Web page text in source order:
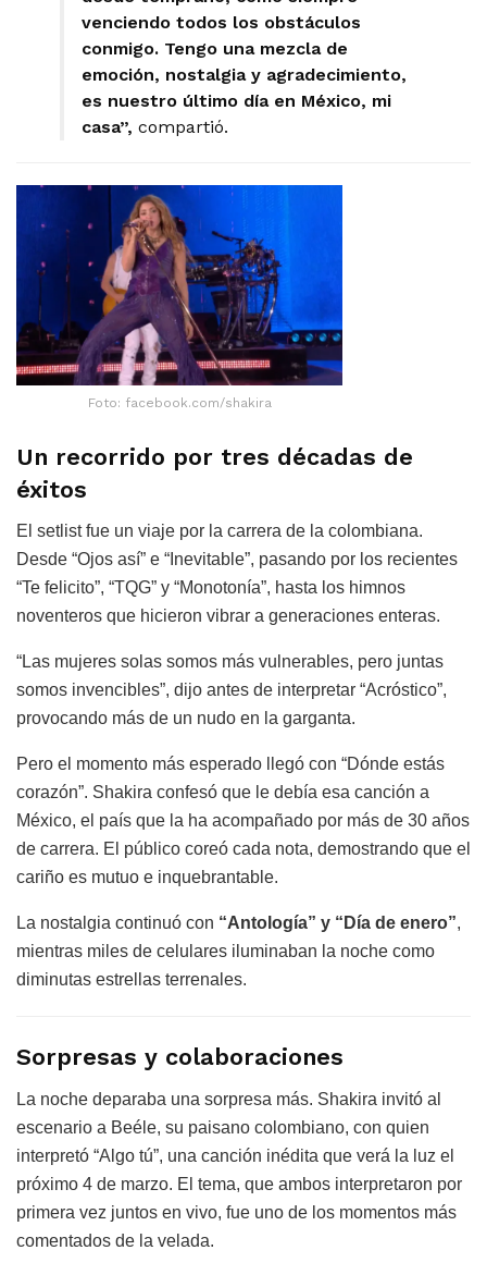
venciendo todos los obstáculos
conmigo. Tengo una mezcla de
emoción, nostalgia y agradecimiento,
es nuestro último día en México, mi
casa”, compartió.
Foto: facebook.com/shakira
Un recorrido por tres décadas de
éxitos
El setlist fue un viaje por la carrera de la colombiana.
Desde “Ojos así” e “Inevitable”, pasando por los recientes
“Te felicito”, “TQG” y “Monotonía”, hasta los himnos
noventeros que hicieron vibrar a generaciones enteras.
“Las mujeres solas somos más vulnerables, pero juntas
somos invencibles”, dijo antes de interpretar “Acróstico”,
provocando más de un nudo en la garganta.
Pero el momento más esperado llegó con “Dónde estás
corazón”. Shakira confesó que le debía esa canción a
México, el país que la ha acompañado por más de 30 años
de carrera. El público coreó cada nota, demostrando que el
cariño es mutuo e inquebrantable.
La nostalgia continuó con “Antología” y “Día de enero”,
mientras miles de celulares iluminaban la noche como
diminutas estrellas terrenales.
Sorpresas y colaboraciones
La noche deparaba una sorpresa más. Shakira invitó al
escenario a Beéle, su paisano colombiano, con quien
interpretó “Algo tú”, una canción inédita que verá la luz el
próximo 4 de marzo. El tema, que ambos interpretaron por
primera vez juntos en vivo, fue uno de los momentos más
comentados de la velada.